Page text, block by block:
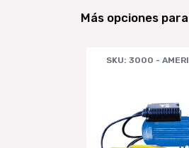
Más opciones
SKU: 3000 -